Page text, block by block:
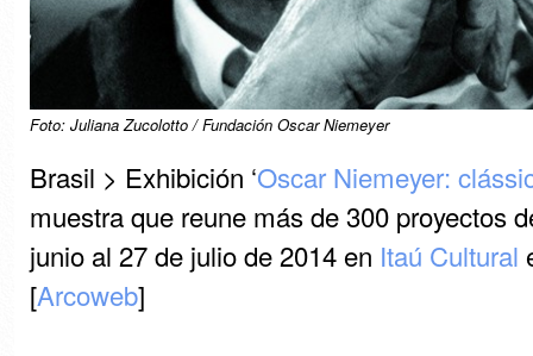
Foto: Juliana Zucolotto / Fundación Oscar Niemeyer
Brasil > Exhibición ‘Oscar Niemeyer:
muestra que reune más de 300 proyectos
junio al 27 de julio de 2014 en Itaú Cultural
[Arcoweb]